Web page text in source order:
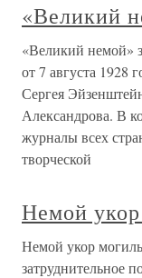
«Великий
«Великий немой»
от 7 августа 1928
Сергея
Александрова. В
журналы всех
творческой
Немой
Немой укор
затруднительное